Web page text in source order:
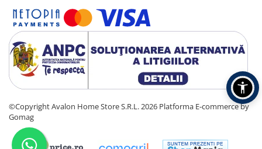
©Copyright Avalon Home Store S.R.L. 2026 Platforma E-commerce by
Gomag